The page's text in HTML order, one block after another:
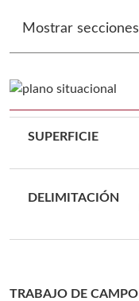
Mostrar secciones
SUPERFICIE
DELIMITACIÓN
TRABAJO DE CAMPO